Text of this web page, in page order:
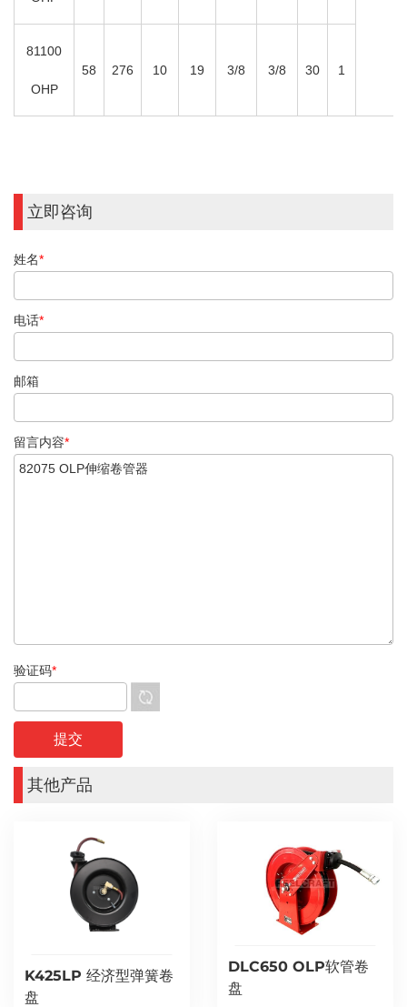
81100
OHP
58 276 10 19 3/8 3/8 30 1
立即咨询
姓名*
电话*
邮箱
留言内容*
验证码*
其他产品
K425LP 经济型弹簧卷
盘
DLC650 OLP软管卷
盘